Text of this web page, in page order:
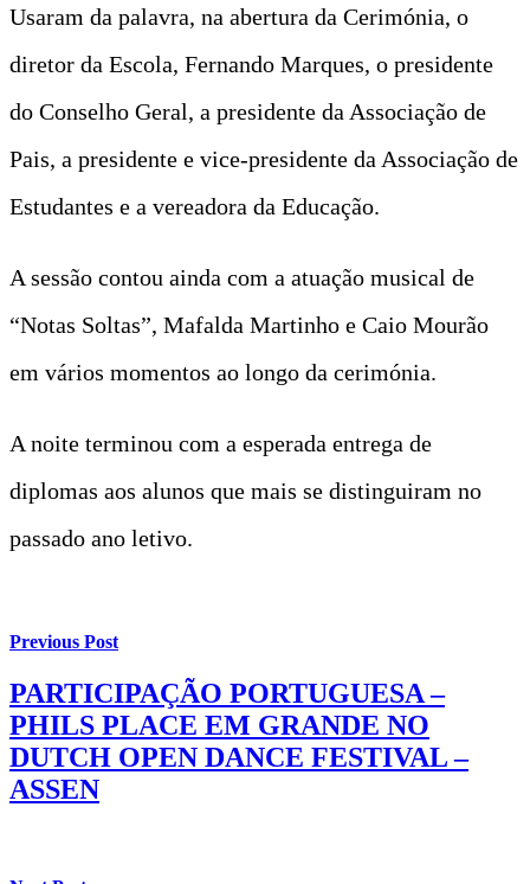
Usaram da palavra, na abertura da Cerimónia, o
diretor da Escola, Fernando Marques, o presidente
do Conselho Geral, a presidente da Associação de
Pais, a presidente e vice-presidente da Associação de
Estudantes e a vereadora da Educação.
A sessão contou ainda com a atuação musical de
“Notas Soltas”, Mafalda Martinho e Caio Mourão
em vários momentos ao longo da cerimónia.
A noite terminou com a esperada entrega de
diplomas aos alunos que mais se distinguiram no
passado ano letivo.
Previous Post
PARTICIPAÇÃO PORTUGUESA –
PHILS PLACE EM GRANDE NO
DUTCH OPEN DANCE FESTIVAL –
ASSEN